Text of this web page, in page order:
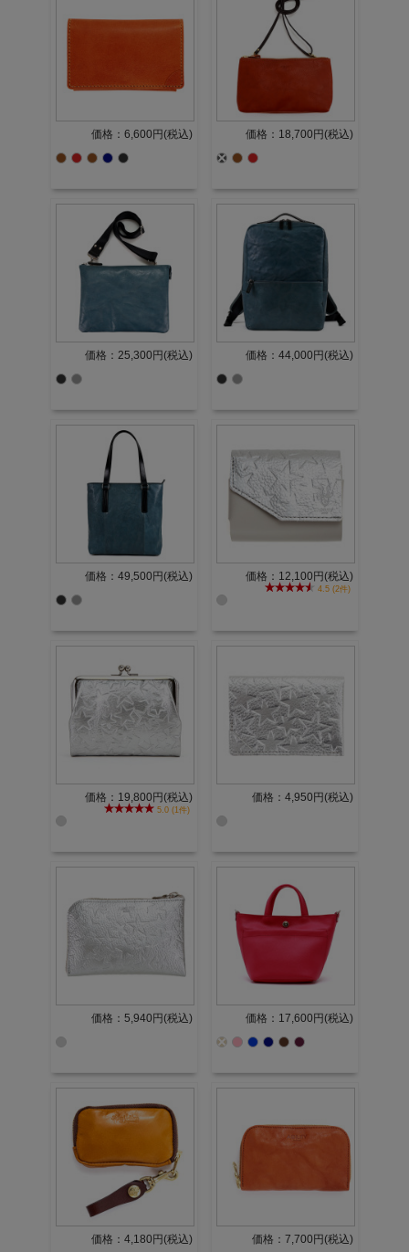
価格：6,600円(税込) 価格：18,700円(税込)
価格：25,300円(税込) 価格：44,000円(税込)
価格：49,500円(税込) 価格：12,100円(税込)
4.5 (2件)
価格：19,800円(税込)
5.0 (1件)
価格：4,950円(税込)
価格：5,940円(税込) 価格：17,600円(税込)
価格：4,180円(税込) 価格：7,700円(税込)